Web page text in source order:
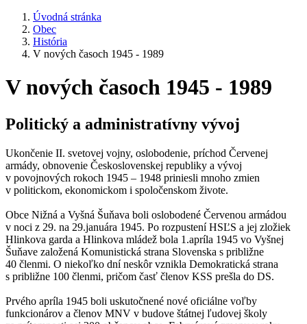
Úvodná stránka
Obec
História
V nových časoch 1945 - 1989
V nových časoch 1945 - 1989
Politický a administratívny vývoj
Ukončenie II. svetovej vojny, oslobodenie, príchod Červenej
armády, obnovenie Československej republiky a vývoj
v povojnových rokoch 1945 – 1948 priniesli mnoho zmien
v politickom, ekonomickom i spoločenskom živote.
Obce Nižná a Vyšná Šuňava boli oslobodené Červenou armádou
v noci z 29. na 29.januára 1945. Po rozpustení HSĽS a jej zložiek
Hlinkova garda a Hlinkova mládež bola 1.apríla 1945 vo Vyšnej
Šuňave založená Komunistická strana Slovenska s približne
40 členmi. O niekoľko dní neskôr vznikla Demokratická strana
s približne 100 členmi, pričom časť členov KSS prešla do DS.
Prvého apríla 1945 boli uskutočnené nové oficiálne voľby
funkcionárov a členov MNV v budove štátnej ľudovej školy